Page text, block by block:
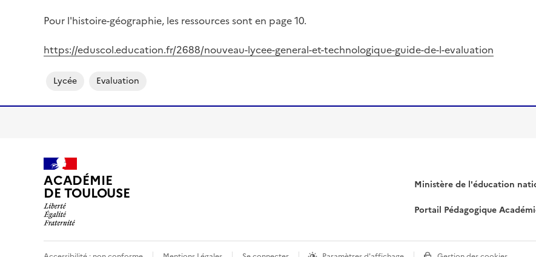
Pour l'histoire-géographie, les ressources sont en page 10.
https://eduscol.education.fr/2688/nouveau-lycee-general-et-technologique-guide-de-l-evaluation
Lycée Evaluation
ACADÉMIE
DE TOULOUSE Ministère de l'éducation
Portail Pédagogique